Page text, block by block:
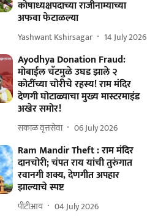
कोषाध्यक्षपदाच्या राजीनाम्याच्या
अफवा फेटाळल्या
Yashwant Kshirsagar 14 July 2026
Ayodhya Donation Fraud:
मोबाईल चॅटमुळे उघड झाले २
कोटींच्या चोरीचे रहस्य! राम मंदिर
देणगी घोटाळ्याचा मुख्य मास्टरमाइंड
अखेर समोर!
सकाळ वृत्तसेवा 06 July 2026
Ram Mandir Theft : राम मंदिर
दानचोरी; चंपत राय यांची तुरुंगात
रवानगी शक्य, देणगीत अपहार
झाल्याचे स्पष्ट
पीटीआय 04 July 2026